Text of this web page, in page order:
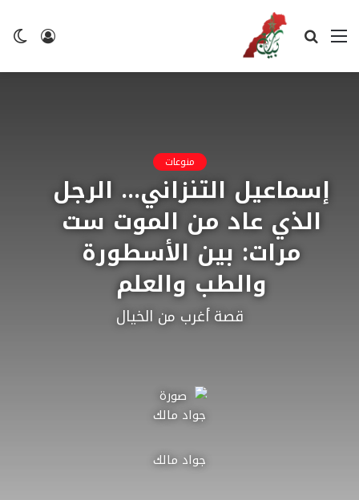
تسجيل
القائمة بحث
منوعات
إسماعيل التنزاني… الرجل
الذي عاد من الموت ست
مرات: بين الأسطورة
والطب والعلم
قصة أغرب من الخيال
جواد مالك